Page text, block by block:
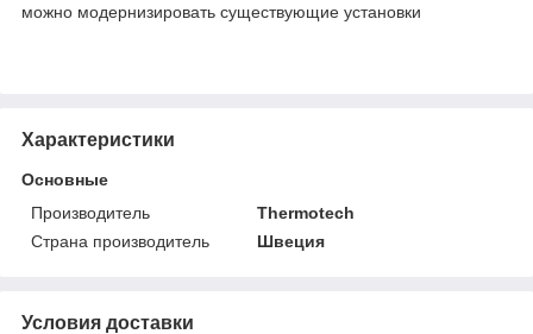
можно модернизировать существующие установки
Характеристики
Основные
Производитель
Thermotech
Страна производитель
Швеция
Условия доставки